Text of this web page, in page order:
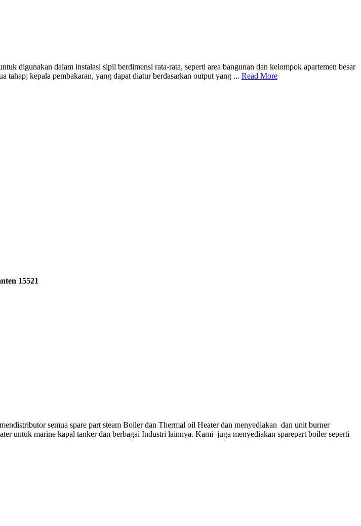
digunakan dalam instalasi sipil berdimensi rata-rata, seperti area bangunan dan kelompok apartemen besar
tahap; kepala pembakaran, yang dapat diatur berdasarkan output yang ... Read More
15521
semua spare part steam Boiler dan Thermal oil Heater dan menyediakan dan unit burner
untuk marine kapal tanker dan berbagai Industri lainnya. Kami juga menyediakan sparepart boiler seperti